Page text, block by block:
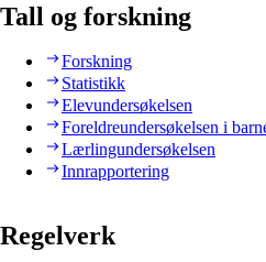
Tall og forskning
Forskning
Statistikk
Elevundersøkelsen
Foreldreundersøkelsen i
Lærlingundersøkelsen
Innrapportering
Regelverk